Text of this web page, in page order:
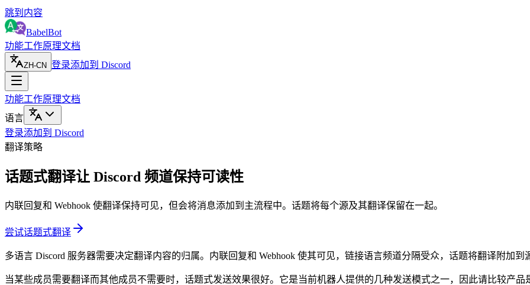
跳到内容
BabelBot
功能工作原理文档
ZH-CN 登录添加到 Discord
功能工作原理文档
语言
登录添加到 Discord
翻译策略
话题式翻译让 Discord 频道保持可读性
内联回复和 Webhook 使翻译保持可见，但会将消息添加到主流程中。话题将每个源及其翻译保留在一起。
尝试话题式翻译
多语言 Discord 服务器需要决定翻译内容的归属。内联回复和 Webhook 使其可见，链接语言频道分隔受众，话题将翻译附加到
当某些成员需要翻译而其他成员不需要时，话题式发送效果很好。它是当前机器人提供的几种发送模式之一，因此请比较产品